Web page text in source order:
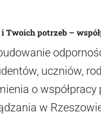
Twoich potrzeb –
uczniów,
o
w